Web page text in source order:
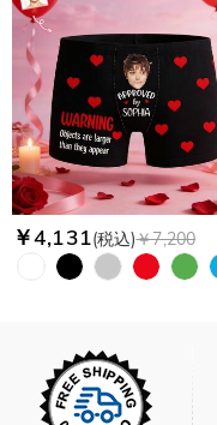
￥4,131(税込)￥7,200